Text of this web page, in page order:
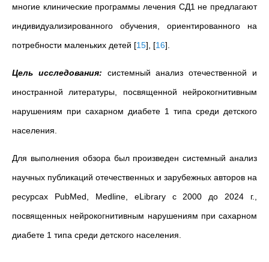
многие клинические программы лечения СД1 не предлагают
индивидуализированного обучения, ориентированного на
потребности маленьких детей [15] [16]
Цель исследования:
cистемный анализ отечественной и
иностранной литературы, посвященной нейрокогнитивным
нарушениям при сахарном диабете 1 типа среди детского
населения.
Для выполнения обзора был произведен системный анализ
научных публикаций отечественных и зарубежных авторов на
ресурсах PubMed, Medline, eLibrary c 2000 до 2024 г.,
посвященных нейрокогнитивным нарушениям при сахарном
диабете 1 типа среди детского населения.